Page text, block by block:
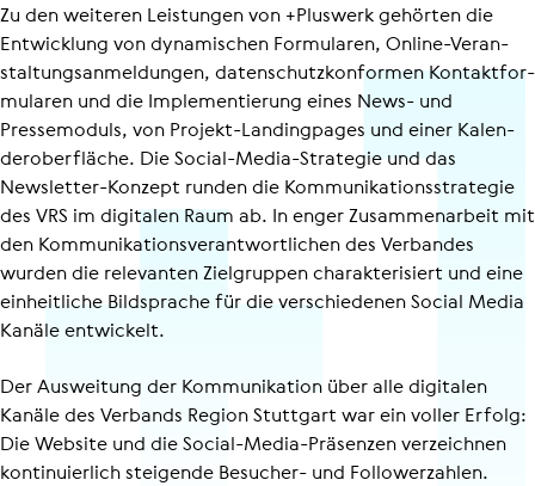
Zu den weiteren Leistungen von +Pluswerk gehörten die
Entwicklung von dynamischen Formularen, Online-Veran­
stal­tungs­an­mel­dungen, daten­schutz­kon­formen Kontakt­for­
mu­laren und die Imple­men­tie­rung eines News- und
Pressemoduls, von Projekt-Landingpages und einer Kalen­
der­ober­fläche. Die Social-Media-Strategie und das
Newsletter-Konzept runden die Kommu­ni­ka­ti­ons­stra­tegie
des VRS im digitalen Raum ab. In enger Zusammenarbeit mit
den Kommu­ni­ka­ti­ons­ver­ant­wort­li­chen des Verbandes
wurden die relevanten Zielgruppen charak­te­ri­siert und eine
einheitliche Bildsprache für die verschiedenen Social Media
Kanäle entwickelt.
Der Ausweitung der Kommunikation über alle digitalen
Kanäle des Verbands Region Stuttgart war ein voller Erfolg:
Die Website und die Social-Media-Präsenzen verzeichnen
kontinuierlich steigende Besucher- und Followerzahlen.